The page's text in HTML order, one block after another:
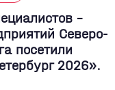
–
Северо-
посетили
2026».